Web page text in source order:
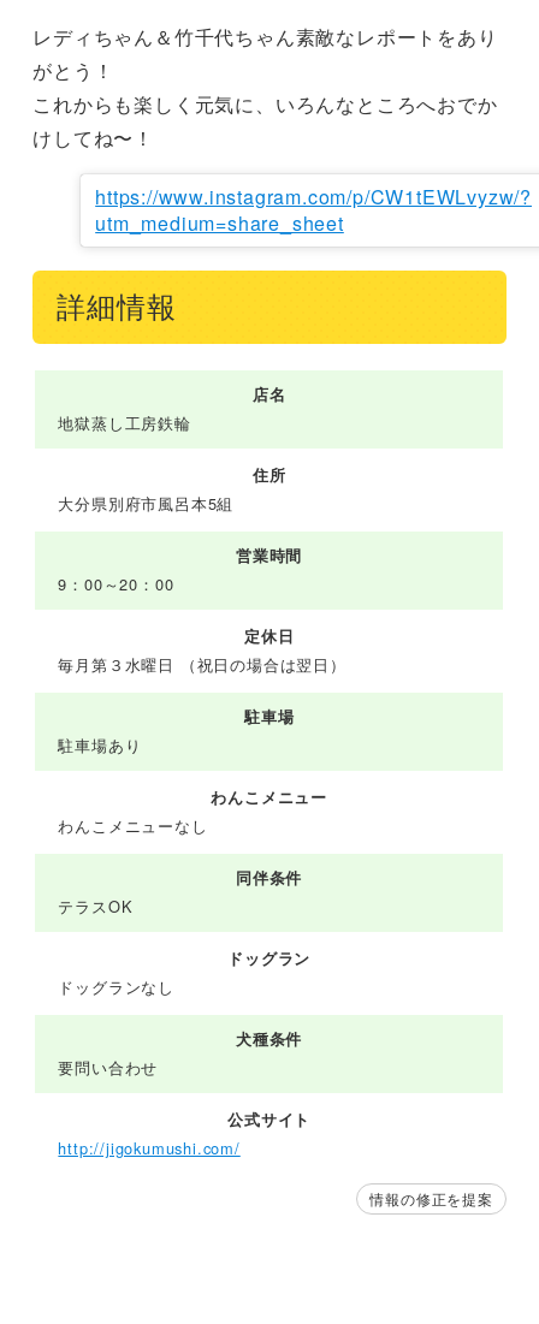
レディちゃん＆竹千代ちゃん素敵なレポートをあり
がとう！
これからも楽しく元気に、いろんなところへおでか
けしてね〜！
https://www.instagram.com/p/CW1tEWLvyzw/?
utm_medium=share_sheet
詳細情報
店名
地獄蒸し工房鉄輪
住所
大分県別府市風呂本5組
営業時間
9：00～20：00
定休日
毎月第３水曜日 （祝日の場合は翌日）
駐車場
駐車場あり
わんこメニュー
わんこメニューなし
同伴条件
テラスOK
ドッグラン
ドッグランなし
犬種条件
要問い合わせ
公式サイト
http://jigokumushi.com/
情報の修正を提案